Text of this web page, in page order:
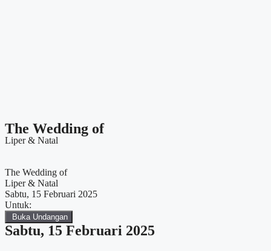
The Wedding of
Liper & Natal
The Wedding of
Liper & Natal
Sabtu, 15 Februari 2025
Untuk:
Buka Undangan
Sabtu, 15 Februari 2025